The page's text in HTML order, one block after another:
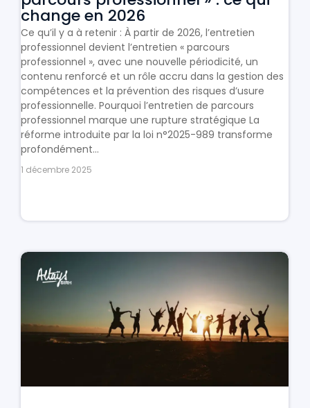
change en 2026
Ce qu’il y a à retenir : À partir de 2026, l’entretien
professionnel devient l’entretien « parcours
professionnel », avec une nouvelle périodicité, un
contenu renforcé et un rôle accru dans la gestion des
compétences et la prévention des risques d’usure
professionnelle. Pourquoi l’entretien de parcours
professionnel marque une rupture stratégique La
réforme introduite par la loi n°2025-989 transforme
profondément...
1 décembre 2025